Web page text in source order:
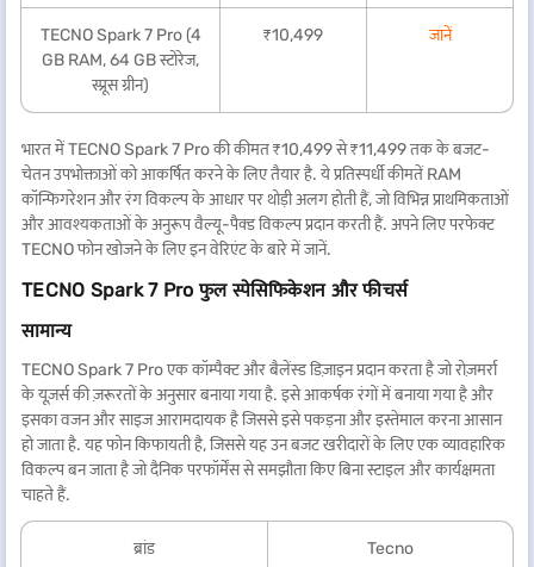
TECNO Spark 7 Pro (4
GB RAM, 64 GB स्टोरेज,
स्प्रूस ग्रीन)
₹10,499 जानें
भारत में TECNO Spark 7 Pro की कीमत ₹10,499 से ₹11,499 तक के बजट-
चेतन उपभोक्ताओं को आकर्षित करने के लिए तैयार है. ये प्रतिस्पर्धी कीमतें RAM
कॉन्फिगरेशन और रंग विकल्प के आधार पर थोड़ी अलग होती हैं, जो विभिन्न प्राथमिकताओं
और आवश्यकताओं के अनुरूप वैल्यू-पैक्ड विकल्प प्रदान करती हैं. अपने लिए परफेक्ट
TECNO फोन खोजने के लिए इन वेरिएंट के बारे में जानें.
TECNO Spark 7 Pro फुल स्पेसिफिकेशन और फीचर्स
सामान्य
TECNO Spark 7 Pro एक कॉम्पैक्ट और बैलेंस्ड डिज़ाइन प्रदान करता है जो रोज़मर्रा
के यूज़र्स की ज़रूरतों के अनुसार बनाया गया है. इसे आकर्षक रंगों में बनाया गया है और
इसका वजन और साइज आरामदायक है जिससे इसे पकड़ना और इस्तेमाल करना आसान
हो जाता है. यह फोन किफायती है, जिससे यह उन बजट खरीदारों के लिए एक व्यावहारिक
विकल्प बन जाता है जो दैनिक परफॉर्मेंस से समझौता किए बिना स्टाइल और कार्यक्षमता
चाहते हैं.
ब्रांड Tecno